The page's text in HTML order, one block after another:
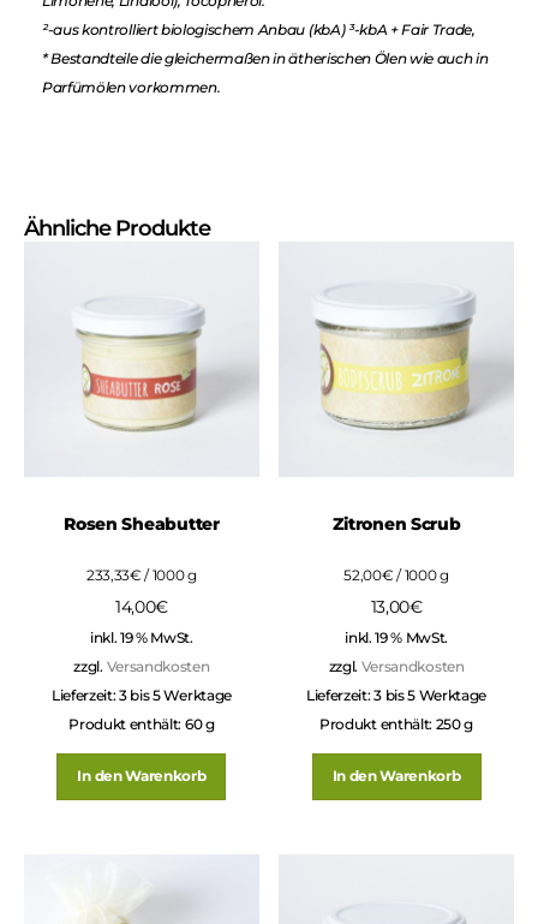
²-aus kontrolliert biologischem Anbau (kbA) ³-kbA + Fair Trade,
* Bestandteile die gleichermaßen in ätherischen Ölen wie auch in
Parfümölen vorkommen.
Ähnliche Produkte
Rosen Sheabutter
233,33€ /1000g
14,00€
inkl. 19 % MwSt.
zzgl. Versandkosten
Lieferzeit:3 bis 5 Werktage
Produkt enthält: 60g
In den Warenkorb
Zitronen Scrub
52,00€ /1000g
13,00€
inkl. 19 % MwSt.
zzgl. Versandkosten
Lieferzeit:3 bis 5 Werktage
Produkt enthält: 250g
In den Warenkorb